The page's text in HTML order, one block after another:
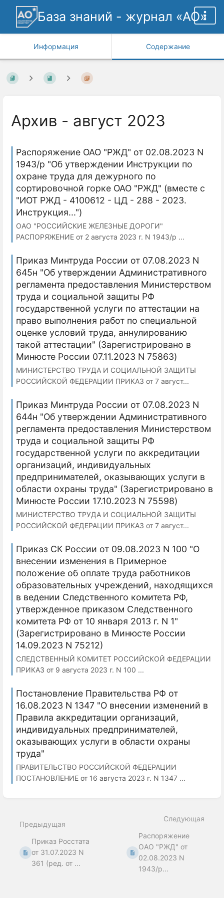
База знаний - журнал «АО»
Информация Содержание
Архив - август 2023
Распоряжение ОАО "РЖД" от 02.08.2023 N
1943/р "Об утверждении Инструкции по
охране труда для дежурного по
сортировочной горке ОАО "РЖД" (вместе с
"ИОТ РЖД - 4100612 - ЦД - 288 - 2023.
Инструкция...")
ОАО "РОССИЙСКИЕ ЖЕЛЕЗНЫЕ ДОРОГИ"
РАСПОРЯЖЕНИЕ от 2 августа 2023 г. N 1943/р ...
Приказ Минтруда России от 07.08.2023 N
645н "Об утверждении Административного
регламента предоставления Министерством
труда и социальной защиты РФ
государственной услуги по аттестации на
право выполнения работ по специальной
оценке условий труда, аннулированию
такой аттестации" (Зарегистрировано в
Минюсте России 07.11.2023 N 75863)
МИНИСТЕРСТВО ТРУДА И СОЦИАЛЬНОЙ ЗАЩИТЫ
РОССИЙСКОЙ ФЕДЕРАЦИИ ПРИКАЗ от 7 август...
Приказ Минтруда России от 07.08.2023 N
644н "Об утверждении Административного
регламента предоставления Министерством
труда и социальной защиты РФ
государственной услуги по аккредитации
организаций, индивидуальных
предпринимателей, оказывающих услуги в
области охраны труда" (Зарегистрировано в
Минюсте России 17.10.2023 N 75598)
МИНИСТЕРСТВО ТРУДА И СОЦИАЛЬНОЙ ЗАЩИТЫ
РОССИЙСКОЙ ФЕДЕРАЦИИ ПРИКАЗ от 7 август...
Приказ СК России от 09.08.2023 N 100 "О
внесении изменения в Примерное
положение об оплате труда работников
образовательных учреждений, находящихся
в ведении Следственного комитета РФ,
утвержденное приказом Следственного
комитета РФ от 10 января 2013 г. N 1"
(Зарегистрировано в Минюсте России
14.09.2023 N 75212)
СЛЕДСТВЕННЫЙ КОМИТЕТ РОССИЙСКОЙ ФЕДЕРАЦИИ
ПРИКАЗ от 9 августа 2023 г. N 100 ...
Постановление Правительства РФ от
16.08.2023 N 1347 "О внесении изменений в
Правила аккредитации организаций,
индивидуальных предпринимателей,
оказывающих услуги в области охраны
труда"
ПРАВИТЕЛЬСТВО РОССИЙСКОЙ ФЕДЕРАЦИИ
ПОСТАНОВЛЕНИЕ от 16 августа 2023 г. N 1347 ...
Предыдущая
Приказ Росстата
от 31.07.2023 N
361 (ред. от ...
Следующая
Распоряжение
ОАО "РЖД" от
02.08.2023 N
1943/р...